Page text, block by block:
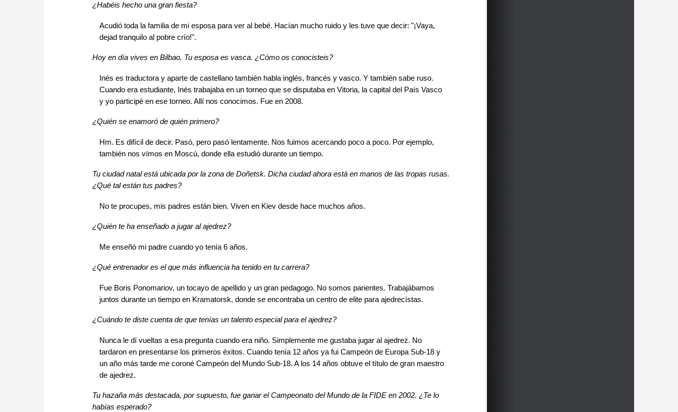
¿Habéis hecho una gran fiesta?
Acudió toda la familia de mi esposa para ver al bebé. Hacían mucho ruido y les tuve que decir: "¡Vaya,
dejad tranquilo al pobre crío!".
Hoy en día vives en Bilbao. Tu esposa es vasca. ¿Cómo os conocisteis?
Inés es traductora y aparte de castellano también habla inglés, francés y vasco. Y también sabe ruso.
Cuando era estudiante, Inés trabajaba en un torneo que se disputaba en Vitoria, la capital del País Vasco
y yo participé en ese torneo. Allí nos conocimos. Fue en 2008.
¿Quién se enamoró de quién primero?
Hm. Es difícil de decir. Pasó, pero pasó lentamente. Nos fuimos acercando poco a poco. Por ejemplo,
también nos vímos en Moscú, donde ella estudió durante un tiempo.
Tu ciudad natal está ubicada por la zona de Doñetsk. Dicha ciudad ahora está en manos de las tropas rusas.
¿Qué tal están tus padres?
No te procupes, mis padres están bien. Viven en Kiev desde hace muchos años.
¿Quién te ha enseñado a jugar al ajedrez?
Me enseñó mi padre cuando yo tenía 6 años.
¿Qué entrenador es el que más influencia ha tenido en tu carrera?
Fue Boris Ponomariov, un tocayo de apellido y un gran pedagogo. No somos parientes. Trabajábamos
juntos durante un tiempo en Kramatorsk, donde se encontraba un centro de elite para ajedrecístas.
¿Cuándo te diste cuenta de que tenías un talento especial para el ajedrez?
Nunca le dí vueltas a esa pregunta cuando era niño. Simplemente me gustaba jugar al ajedrez. No
tardaron en presentarse los primeros éxitos. Cuando tenía 12 años ya fui Campeón de Europa Sub-18 y
un año más tarde me coroné Campeón del Mundo Sub-18. A los 14 años obtuve el título de gran maestro
de ajedrez.
Tu hazaña más destacada, por supuesto, fue ganar el Campeonato del Mundo de la FIDE en 2002. ¿Te lo
habías esperado?